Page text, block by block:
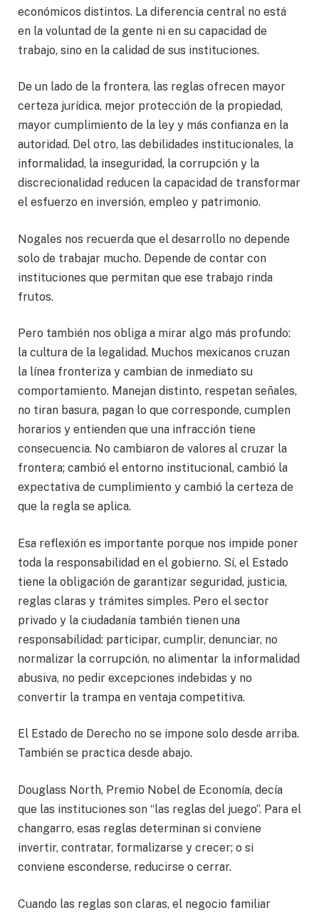
económicos distintos. La diferencia central no está
en la voluntad de la gente ni en su capacidad de
trabajo, sino en la calidad de sus instituciones.
De un lado de la frontera, las reglas ofrecen mayor
certeza jurídica, mejor protección de la propiedad,
mayor cumplimiento de la ley y más confianza en la
autoridad. Del otro, las debilidades institucionales, la
informalidad, la inseguridad, la corrupción y la
discrecionalidad reducen la capacidad de transformar
el esfuerzo en inversión, empleo y patrimonio.
Nogales nos recuerda que el desarrollo no depende
solo de trabajar mucho. Depende de contar con
instituciones que permitan que ese trabajo rinda
frutos.
Pero también nos obliga a mirar algo más profundo:
la cultura de la legalidad. Muchos mexicanos cruzan
la línea fronteriza y cambian de inmediato su
comportamiento. Manejan distinto, respetan señales,
no tiran basura, pagan lo que corresponde, cumplen
horarios y entienden que una infracción tiene
consecuencia. No cambiaron de valores al cruzar la
frontera; cambió el entorno institucional, cambió la
expectativa de cumplimiento y cambió la certeza de
que la regla se aplica.
Esa reflexión es importante porque nos impide poner
toda la responsabilidad en el gobierno. Sí, el Estado
tiene la obligación de garantizar seguridad, justicia,
reglas claras y trámites simples. Pero el sector
privado y la ciudadanía también tienen una
responsabilidad: participar, cumplir, denunciar, no
normalizar la corrupción, no alimentar la informalidad
abusiva, no pedir excepciones indebidas y no
convertir la trampa en ventaja competitiva.
El Estado de Derecho no se impone solo desde arriba.
También se practica desde abajo.
Douglass North, Premio Nobel de Economía, decía
que las instituciones son “las reglas del juego”. Para el
changarro, esas reglas determinan si conviene
invertir, contratar, formalizarse y crecer; o si
conviene esconderse, reducirse o cerrar.
Cuando las reglas son claras, el negocio familiar